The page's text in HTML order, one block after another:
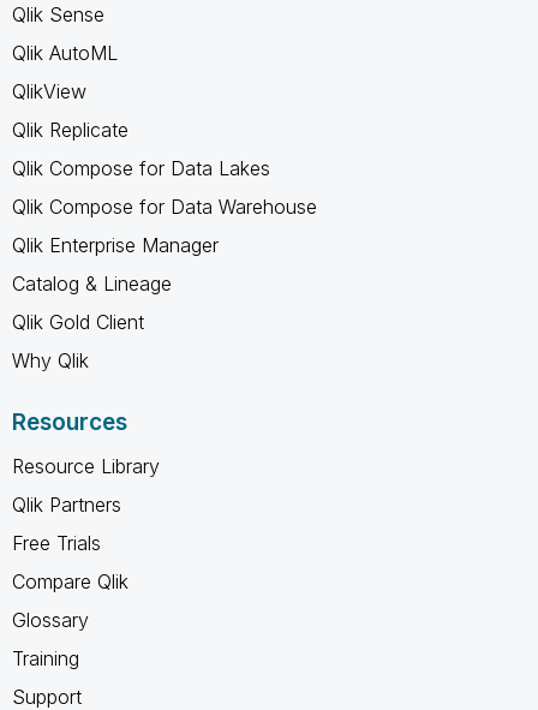
Qlik Sense
Qlik AutoML
QlikView
Qlik Replicate
Qlik Compose for Data Lakes
Qlik Compose for Data Warehouse
Qlik Enterprise Manager
Catalog & Lineage
Qlik Gold Client
Why Qlik
Resources
Resource Library
Qlik Partners
Free Trials
Compare Qlik
Glossary
Training
Support